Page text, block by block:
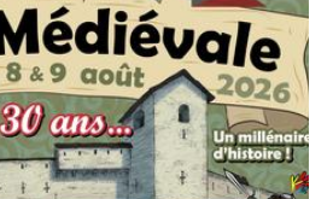
30 ans une fête légendaire qui
Moyen Âge. Franchissez les portes
un univers de fastes et de
musiciens, acrobates et nombreux